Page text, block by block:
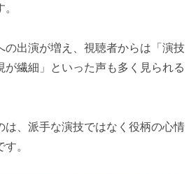
の出演が増え、視聴者からは「演技
が繊細」といった声も多く見られる
は、派手な演技ではなく役柄の心情
。